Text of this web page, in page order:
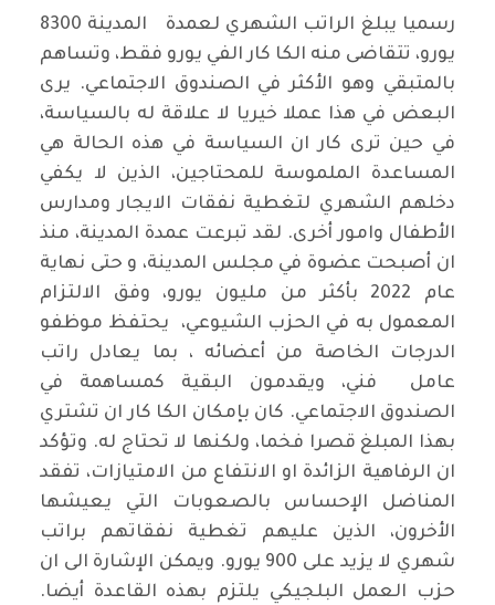
رسميا يبلغ الراتب الشهري لعمدة المدينة 8300
يورو، تتقاضى منه الكا كار الفي يورو فقط، وتساهم
بالمتبقي وهو الأكثر في الصندوق الاجتماعي. يرى
البعض في هذا عملا خيريا لا علاقة له بالسياسة،
في حين ترى كار ان السياسة في هذه الحالة هي
المساعدة الملموسة للمحتاجين، الذين لا يكفي
دخلهم الشهري لتغطية نفقات الايجار ومدارس
الأطفال وامور أخرى. لقد تبرعت عمدة المدينة، منذ
ان أصبحت عضوة في مجلس المدينة، و حتى نهاية
عام 2022 بأكثر من مليون يورو، وفق الالتزام
المعمول به في الحزب الشيوعي، يحتفظ موظفو
الدرجات الخاصة من أعضائه ، بما يعادل راتب
عامل فني، ويقدمون البقية كمساهمة في
الصندوق الاجتماعي. كان بإمكان الكا كار ان تشتري
بهذا المبلغ قصرا فخما، ولكنها لا تحتاج له. وتؤكد
ان الرفاهية الزائدة او الانتفاع من الامتيازات، تفقد
المناضل الإحساس بالصعوبات التي يعيشها
الأخرون، الذين عليهم تغطية نفقاتهم براتب
شهري لا يزيد على 900 يورو. ويمكن الإشارة الى ان
حزب العمل البلجيكي يلتزم بهذه القاعدة أيضا.